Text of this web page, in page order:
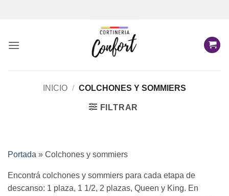
INICIO / COLCHONES Y SOMMIERS
FILTRAR
Portada » Colchones y sommiers
Encontrá colchones y sommiers para cada etapa de
descanso: 1 plaza, 1 1/2, 2 plazas, Queen y King. En